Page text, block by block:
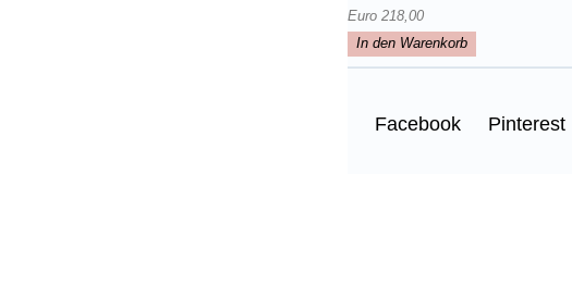
Euro 218,00
In den Warenkorb
Facebook Pinterest